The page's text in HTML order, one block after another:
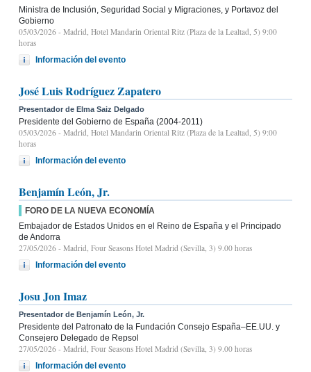
Ministra de Inclusión, Seguridad Social y Migraciones, y Portavoz del
Gobierno
05/03/2026 - Madrid, Hotel Mandarin Oriental Ritz (Plaza de la Lealtad, 5) 9:00
horas
Información del evento
José Luis Rodríguez Zapatero
Presentador de Elma Saiz Delgado
Presidente del Gobierno de España (2004-2011)
05/03/2026 - Madrid, Hotel Mandarin Oriental Ritz (Plaza de la Lealtad, 5) 9:00
horas
Información del evento
Benjamín León, Jr.
FORO DE LA NUEVA ECONOMÍA
Embajador de Estados Unidos en el Reino de España y el Principado
de Andorra
27/05/2026 - Madrid, Four Seasons Hotel Madrid (Sevilla, 3) 9.00 horas
Información del evento
Josu Jon Imaz
Presentador de Benjamín León, Jr.
Presidente del Patronato de la Fundación Consejo España–EE.UU. y
Consejero Delegado de Repsol
27/05/2026 - Madrid, Four Seasons Hotel Madrid (Sevilla, 3) 9.00 horas
Información del evento